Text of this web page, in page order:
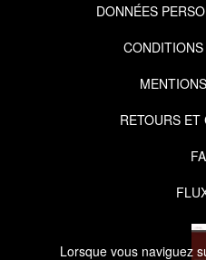
Lorsque vous naviguez
DONNÉES
RETOURS ET